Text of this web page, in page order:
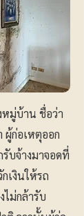
มู่บ้าน ชื่อว่า
ก่อเหตุออก
บจ้างมาจอดที่
เงินให้รถ
ไม่กล้ารับ